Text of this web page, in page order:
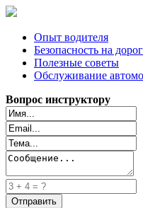
Опыт водителя
Безопасность на
Полезные советы
Обслуживание
Вопрос инструктору